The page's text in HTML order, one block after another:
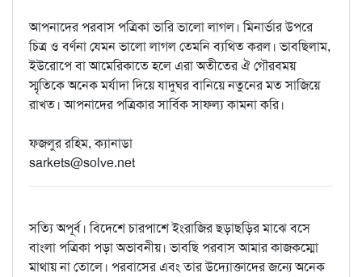
আপনাদের পরবাস পত্রিকা ভারি ভালো লাগল। মিনার্ভার উপরে
চিত্র ও বর্ণনা যেমন ভালো লাগল তেমনি ব্যথিত করল। ভাবছিলাম,
ইউরোপে বা আমেরিকাতে হলে এরা অতীতের ঐ গৌরবময়
স্মৃতিকে অনেক মর্যাদা দিয়ে যাদুঘর বানিয়ে নতুনের মত সাজিয়ে
রাখত। আপনাদের পত্রিকার সার্বিক সাফল্য কামনা করি।
ফজলুর রহিম, ক্যানাডা
sarkets@solve.net
সত্যি অপূর্ব। বিদেশে চারপাশে ইংরাজির ছড়াছড়ির মাঝে বসে
বাংলা পত্রিকা পড়া অভাবনীয়। ভাবছি পরবাস আমার কাজকম্মো
মাথায় না তোলে। পরবাসের এবং তার উদ্যোক্তাদের জন্যে অনেক